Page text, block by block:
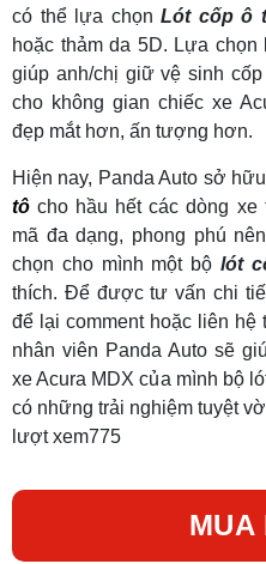
có thể lựa chọn Lót cốp ô
hoặc thảm da 5D. Lựa
giúp anh/chị giữ vệ sinh
cho không gian chiếc xe
đẹp mắt hơn, ấn tượng hơn.
Hiện nay, Panda Auto sở
tô cho hầu hết các dòng
mã đa dạng, phong phú
chọn cho mình một bộ lót
thích. Để được tư vấn chi
để lại comment hoặc liên hệ
nhân viên Panda Auto sẽ
xe Acura MDX của mình bộ
có những trải nghiệm tuyệt
lượt xem775
MUA